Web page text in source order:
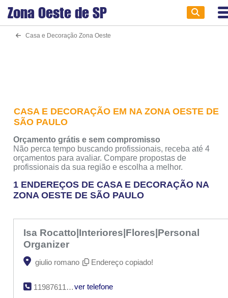
Zona Oeste de SP
Casa e Decoração Zona Oeste
CASA E DECORAÇÃO EM NA ZONA OESTE DE
SÃO PAULO
Orçamento grátis e sem compromisso
Não perca tempo buscando profissionais, receba até 4
orçamentos para avaliar. Compare propostas de
profissionais da sua região e escolha a melhor.
1 ENDEREÇOS DE CASA E DECORAÇÃO NA
ZONA OESTE DE SÃO PAULO
Isa Rocatto|Interiores|Flores|Personal
Organizer
giulio romano Endereço copiado!
11987611858
ver telefone